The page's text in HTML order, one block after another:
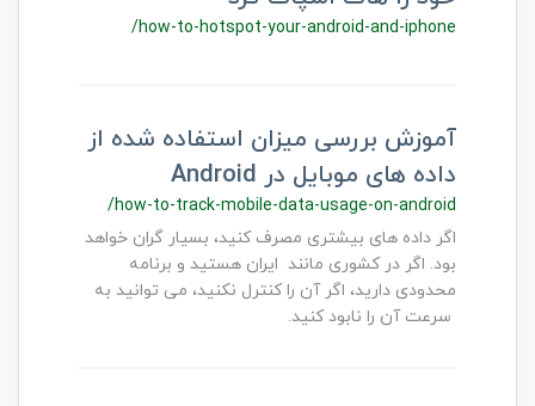
/how-to-hotspot-your-android-and-iphone
آموزش بررسی میزان استفاده شده از
داده های موبایل در Android
/how-to-track-mobile-data-usage-on-android
اگر داده های بیشتری مصرف کنید، بسیار گران خواهد
بود. اگر در کشوری مانند ایران هستید و برنامه
محدودی دارید، اگر آن را کنترل نکنید، می توانید به
سرعت آن را نابود کنید.